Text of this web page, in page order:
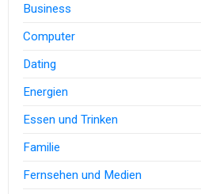
Business
Computer
Dating
Energien
Essen und Trinken
Familie
Fernsehen und Medien